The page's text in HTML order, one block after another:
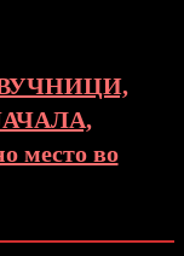
ЗВУЧНИЦИ,
место во